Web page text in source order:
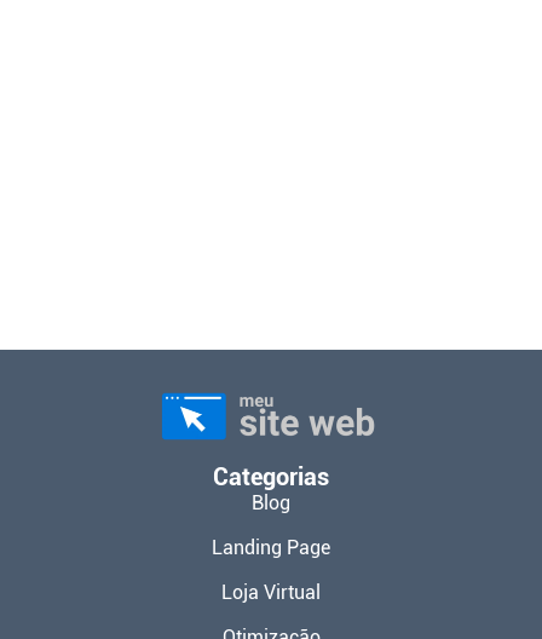
Categorias
Blog
Landing Page
Loja Virtual